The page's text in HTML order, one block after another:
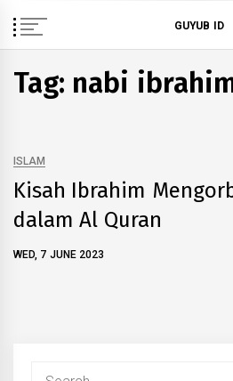
content
GUYUB ID
Tag: nabi
ISLAM
Kisah Ibrahim
dalam Al Quran
WED, 7 JUNE 2023
Search